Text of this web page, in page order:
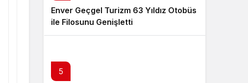
Enver Geçgel Turizm 63 Yıldız Otobüs
ile Filosunu Genişletti
5